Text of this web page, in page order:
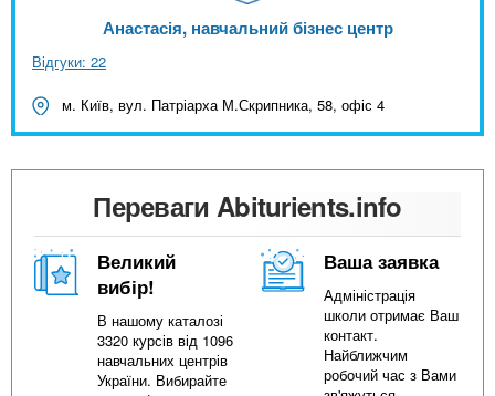
Анастасія, навчальний бізнес центр
Відгуки: 22
м. Київ, вул. Патріарха М.Скрипника, 58, офіс 4
Переваги Abiturients.info
Великий
вибір!
В нашому каталозі
3320 курсів від 1096
навчальних центрів
України. Вибирайте
Ваша заявка
Адміністрація
школи отримає Ваш
контакт.
Найближчим
робочий час з Вами